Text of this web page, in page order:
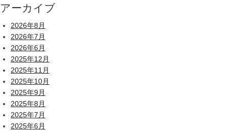
アーカイブ
2026年8月
2026年7月
2026年6月
2025年12月
2025年11月
2025年10月
2025年9月
2025年8月
2025年7月
2025年6月